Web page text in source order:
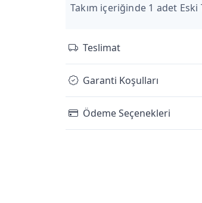
Takım içeriğinde 1 adet
Teslimat
Garanti Koşulları
Ödeme Seçenekleri